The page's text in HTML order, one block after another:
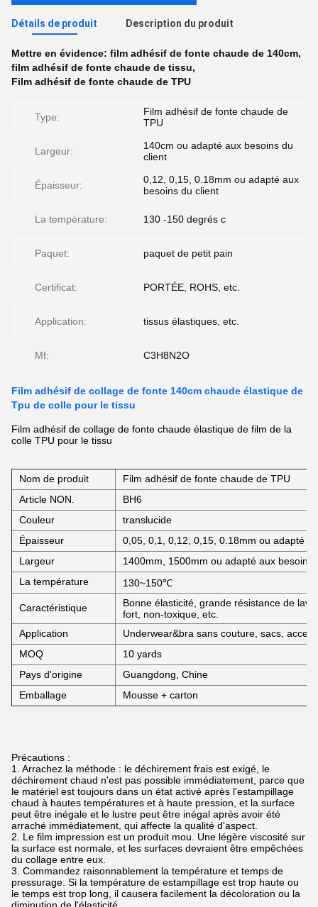
Détails de produit Description du produit
Mettre en évidence: film adhésif de fonte chaude de 140cm,
film adhésif de fonte chaude de tissu,
Film adhésif de fonte chaude de TPU
Type:
Film adhésif de fonte chaude de
TPU
Largeur:
140cm ou adapté aux besoins du
client
Épaisseur:
0,12, 0,15, 0.18mm ou adapté aux
besoins du client
La température: 130 -150 degrés c
Paquet: paquet de petit pain
Certificat: PORTÉE, ROHS, etc.
Application: tissus élastiques, etc.
Mf: C3H8N2O
Film adhésif de collage de fonte 140cm chaude élastique de
Tpu de colle pour le tissu
Film adhésif de collage de fonte chaude élastique de film de la
colle TPU pour le tissu
Nom de produit
Film adhésif de fonte chaude de TPU
Article NON.
BH6
Couleur
translucide
Épaisseur
0,05, 0,1, 0,12, 0,15, 0.18mm ou adapté
Largeur
1400mm, 1500mm ou adapté aux besoins
La température
130~150℃
Caractéristique
Bonne élasticité, grande résistance de
fort, non-toxique, etc.
Application
Underwear&bra sans couture, sacs,
MOQ
10 yards
Pays d'origine
Guangdong, Chine
Emballage
Mousse + carton
Précautions :
1. Arrachez la méthode : le déchirement frais est exigé, le
déchirement chaud n'est pas possible immédiatement, parce que
le matériel est toujours dans un état activé après l'estampillage
chaud à hautes températures et à haute pression, et la surface
peut être inégale et le lustre peut être inégal après avoir été
arraché immédiatement, qui affecte la qualité d'aspect.
2. Le film impression est un produit mou. Une légère viscosité sur
la surface est normale, et les surfaces devraient être empêchées
du collage entre eux.
3. Commandez raisonnablement la température et temps de
pressurage. Si la température de estampillage est trop haute ou
le temps est trop long, il causera facilement la décoloration ou la